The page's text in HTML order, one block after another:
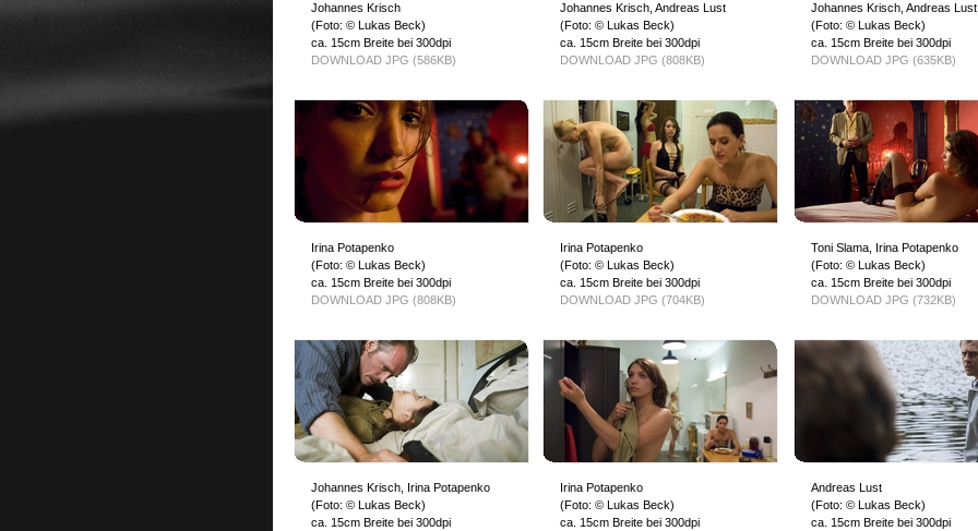
Johannes Krisch
(Foto: © Lukas Beck)
ca. 15cm Breite bei 300dpi
DOWNLOAD JPG (586KB)
Johannes Krisch, Andreas Lust
(Foto: © Lukas Beck)
ca. 15cm Breite bei 300dpi
DOWNLOAD JPG (635KB)
Johannes Krisch, Andreas Lust
(Foto: © Lukas Beck)
ca. 15cm Breite bei 300dpi
DOWNLOAD JPG (808KB)
Irina Potapenko
(Foto: © Lukas Beck)
ca. 15cm Breite bei 300dpi
DOWNLOAD JPG (808KB)
Toni Slama, Irina Potapenko
(Foto: © Lukas Beck)
ca. 15cm Breite bei 300dpi
DOWNLOAD JPG (732KB)
Irina Potapenko
(Foto: © Lukas Beck)
ca. 15cm Breite bei 300dpi
DOWNLOAD JPG (704KB)
Johannes Krisch, Irina Potapenko
(Foto: © Lukas Beck)
ca. 15cm Breite bei 300dpi
Andreas Lust
(Foto: © Lukas Beck)
ca. 15cm Breite bei 300dpi
Irina Potapenko
(Foto: © Lukas Beck)
ca. 15cm Breite bei 300dpi